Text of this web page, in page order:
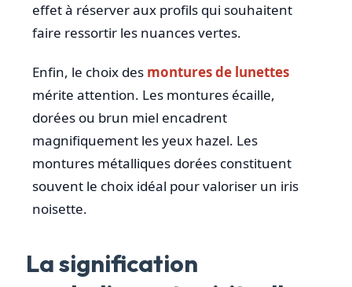
effet à réserver aux profils qui souhaitent
faire ressortir les nuances vertes.
Enfin, le choix des montures de lunettes
mérite attention. Les montures écaille,
dorées ou brun miel encadrent
magnifiquement les yeux hazel. Les
montures métalliques dorées constituent
souvent le choix idéal pour valoriser un iris
noisette.
La signification